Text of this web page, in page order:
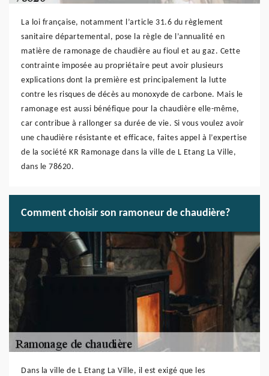
La loi française, notamment l’article 31.6 du règlement
sanitaire départemental, pose la règle de l’annualité en
matière de ramonage de chaudière au fioul et au gaz. Cette
contrainte imposée au propriétaire peut avoir plusieurs
explications dont la première est principalement la lutte
contre les risques de décès au monoxyde de carbone. Mais le
ramonage est aussi bénéfique pour la chaudière elle-même,
car contribue à rallonger sa durée de vie. Si vous voulez avoir
une chaudière résistante et efficace, faites appel à l’expertise
de la société KR Ramonage dans la ville de L Etang La Ville,
dans le 78620.
Comment choisir son ramoneur de chaudière?
Dans la ville de L Etang La Ville, il est exigé que les